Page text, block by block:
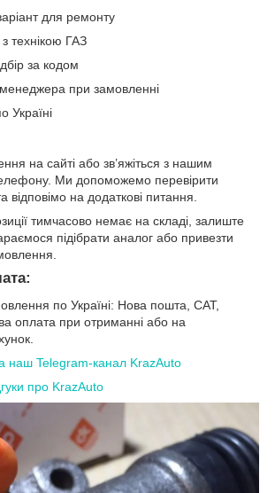
для ремонту
з технікою ГАЗ
за кодом
при замовленні
Україні
на сайті або зв’яжіться з нашим
Ми допоможемо перевірити
відповімо на додаткові питання.
тимчасово немає на складі, залиште
підібрати аналог або привезти
по Україні: Нова пошта, САТ,
оплата при отриманні або на
наш Telegram-канал KrazAuto
про KrazAuto